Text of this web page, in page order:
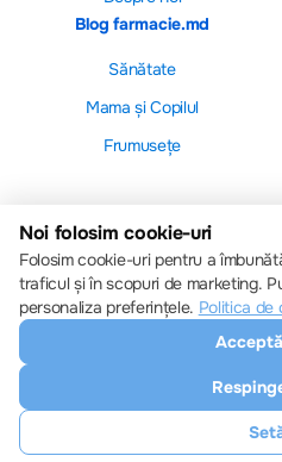
Blog farmacie.md
Sănătate
Mama și Copilul
Frumusețe
Toate drepturile sunt
Descărcați
Setări
Politica de
Noi folosim cookie-uri
Folosim cookie-uri pentru a
traficul și în scopuri de marketing.
personaliza preferințele. Politica de